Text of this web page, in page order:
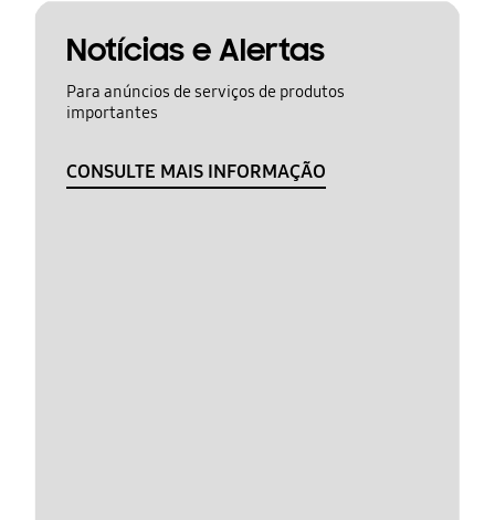
Notícias e Alertas
Para anúncios de serviços de produtos
importantes
CONSULTE MAIS INFORMAÇÃO